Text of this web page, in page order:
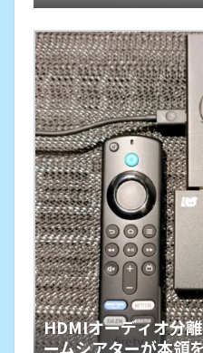
HDMIオーディオ分
ームシアターが本領